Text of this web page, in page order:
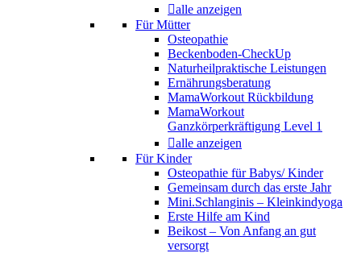
alle anzeigen
Für Mütter
Osteopathie
Beckenboden-CheckUp
Naturheilpraktische Leistungen
Ernährungsberatung
MamaWorkout Rückbildung
MamaWorkout
Ganzkörperkräftigung Level 1
alle anzeigen
Für Kinder
Osteopathie für Babys/ Kinder
Gemeinsam durch das erste Jahr
Mini.Schlanginis – Kleinkindyoga
Erste Hilfe am Kind
Beikost – Von Anfang an gut
versorgt